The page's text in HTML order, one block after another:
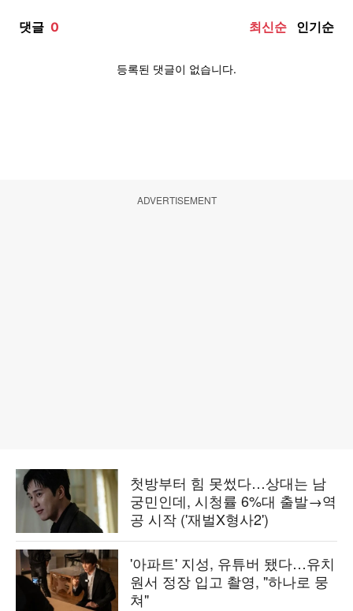
ADVERTISEMENT
첫방부터 힘 못썼다…상대는 남
궁민인데, 시청률 6%대 출발→역
공 시작 ('재벌X형사2')
'아파트' 지성, 유튜버 됐다…유치
원서 정장 입고 촬영, "하나로 뭉
쳐"